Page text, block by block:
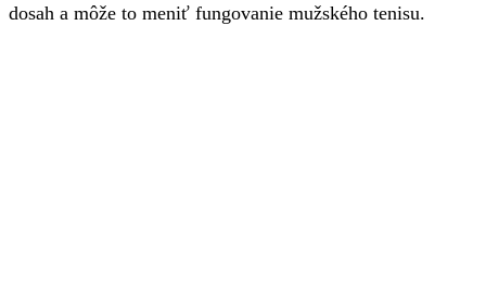
dosah a môže to meniť fungovanie mužského tenisu.